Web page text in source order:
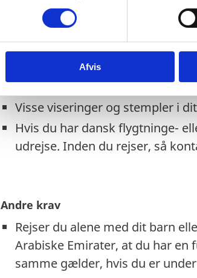
Afvis
mistet samt vise stempel fra
Arabiske Emirater.
EU-nødpas: Samme regler som
Tjek på forhånd om et
EU-nødpas. Kontakt
Visse viseringer og stempler i
Hvis du har dansk flygtninge-
udrejse. Inden du rejser, så
Andre krav
Rejser du alene med dit barn
Arabiske Emirater, at du har
samme gælder, hvis du er